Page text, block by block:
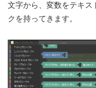
文字から、変数をテキス
クを持ってきます。